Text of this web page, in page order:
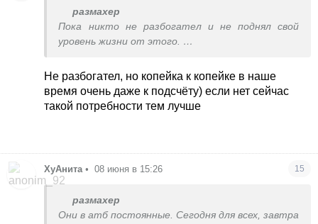
размахер
Пока никто не разбогател и не поднял свой
уровень жизни от этого.
Не разбогател, но копейка к копейке в наше
время очень даже к подсчёту) если нет сейчас
такой потребности тем лучше
ХуАнита • 08 июня в 15:26 15
размахер
Они в атб постоянные. Сегодня для всех, завтра